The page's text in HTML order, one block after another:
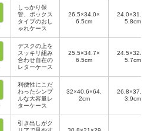
ほか
しっかり保
管、ボックス
タイプのおし
ゃれケース
26.5×34.0×
6.5cm
24.0×31.3×
5.8cm
デスクの上を
スッキリ組み
合わせ自在の
レターケース
25.5×34.7×
6.5cm
24.5×32.5×
5.7cm
利便性にこだ
わったシンプ
ルな大容量レ
ターケース
32×40.6×64.
2cm
26.8×37.9×
3.9cm
引き出しがク